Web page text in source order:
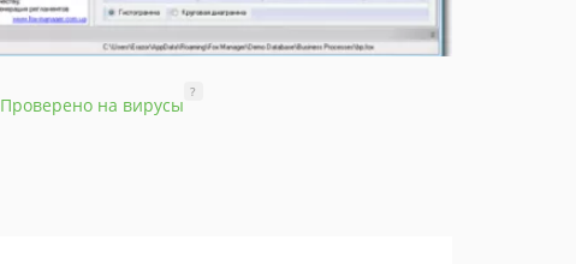
Проверено на вирусы
?